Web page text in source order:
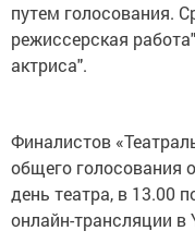
путем голосования.
режиссерская
актриса".
Финалистов
общего голосования
день театра, в 13.00
онлайн-трансляции в